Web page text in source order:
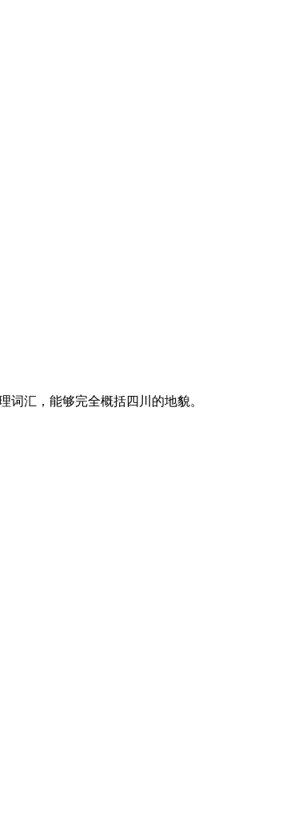
汇，能够完全概括四川的地貌。